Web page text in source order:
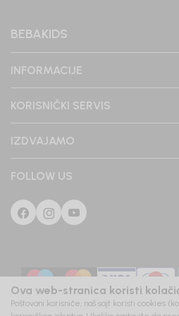
BEBAKIDS
INFORMACIJE
KORISNIČKI SERVIS
IZDVAJAMO
FOLLOW US
Ova web-stranica koristi
Poštovani korisniče, naš sajt koristi cookies